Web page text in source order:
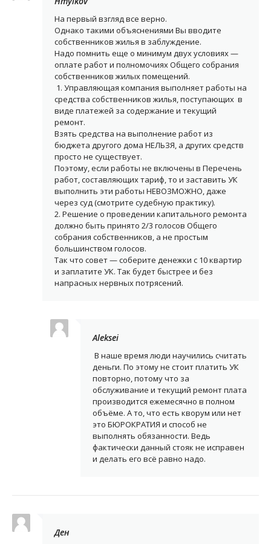
На первый взгляд все верно.
Однако такими объяснениями Вы вводите
собственников жилья в заблуждение.
Надо помнить еще о минимум двух условиях —
оплате работ и полномочиях Общего собрания
собственников жилых помещений.
1. Управляющая компания выполняет работы на
средства собственников жилья, поступающих в
виде платежей за содержание и текущий
ремонт.
Взять средства на выполнение работ из
бюджета другого дома НЕЛЬЗЯ, а других средств
просто не существует.
Поэтому, если работы не включены в Перечень
работ, составляющих тариф, то и заставить УК
выполнить эти работы НЕВОЗМОЖНО, даже
через суд (смотрите судебную практику).
2. Решение о проведении капитального ремонта
должно быть принято 2/3 голосов Общего
собрания собственников, а не простым
большинством голосов.
Так что совет — соберите денежки с 10 квартир
и заплатите УК. Так будет быстрее и без
напрасных нервных потрясений.
Aleksei
В наше время люди научились считать
деньги. По этому не стоит платить УК
повторно, потому что за
обслуживание и текущий ремонт плата
производится ежемесячно в полном
объёме. А то, что есть кворум или нет
это БЮРОКРАТИЯ и способ не
выполнять обязанности. Ведь
фактически данный стояк не исправен
и делать его всё равно надо.
Ден